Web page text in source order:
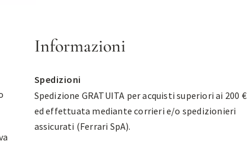
Informazioni
Spedizioni
Spedizione GRATUITA per acquisti superiori ai 200 €
ed effettuata mediante corrieri e/o spedizionieri
assicurati (Ferrari SpA).